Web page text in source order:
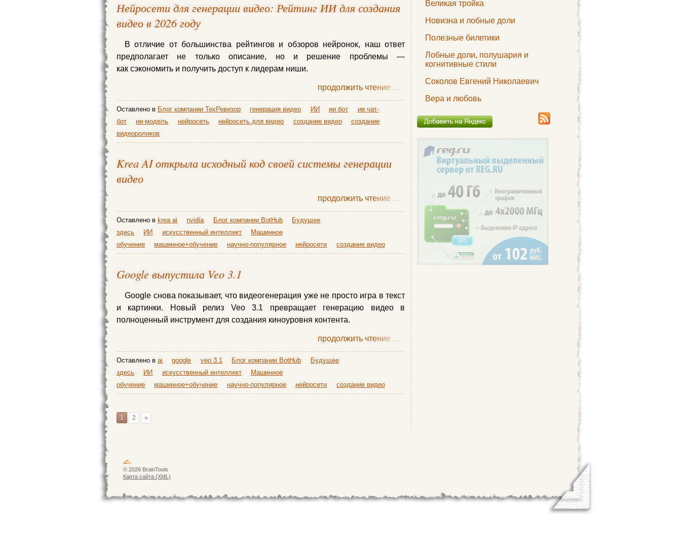
Великая тройка
Новизна и лобные доли
Полезные билетики
Лобные доли, полушария и
когнитивные стили
Соколов Евгений Николаевич
Вера и любовь
Нейросети для генерации видео: Рейтинг ИИ для создания
видео в 2026 году
В отличие от большинства рейтингов и обзоров нейронок, наш ответ
предполагает не только описание, но и решение проблемы —
как сэкономить и получить доступ к лидерам ниши.
продолжить чтение ......
Оставлено в Блог компании ТехРевизор генерация видео ИИ ии бот
ии чат-
бот
ии-модель нейросеть нейросеть для видео создание видео
создание
видеороликов
Krea AI открыла исходный код своей системы генерации
видео
продолжить чтение ......
Оставлено в krea ai nvidia Блог компании BotHub
Будущее
здесь
ИИ искусственный интеллект
Машинное
обучение
машинное+обучение научно-популярное нейросети создание видео
Google выпустила Veo 3.1
Google снова показывает, что видеогенерация уже не просто игра в текст
и картинки. Новый релиз Veo 3.1 превращает генерацию видео в
полноценный инструмент для создания киноуровня контента.
продолжить чтение ......
Оставлено в ai google veo 3.1 Блог компании BotHub
Будущее
здесь
ИИ искусственный интеллект
Машинное
обучение
машинное+обучение научно-популярное нейросети создание видео
1 2 »
© 2026 BrainTools
Карта сайта (XML)